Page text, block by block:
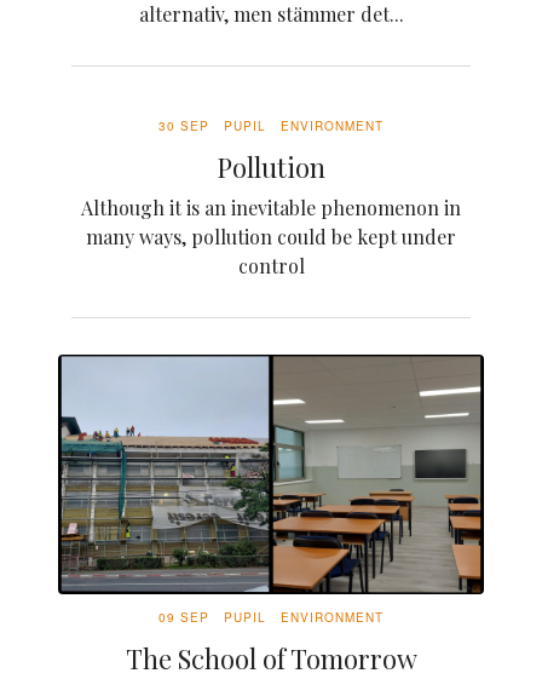
alternativ, men stämmer det...
30 SEP PUPIL ENVIRONMENT
Pollution
Although it is an inevitable phenomenon in
many ways, pollution could be kept under
control
09 SEP PUPIL ENVIRONMENT
The School of Tomorrow